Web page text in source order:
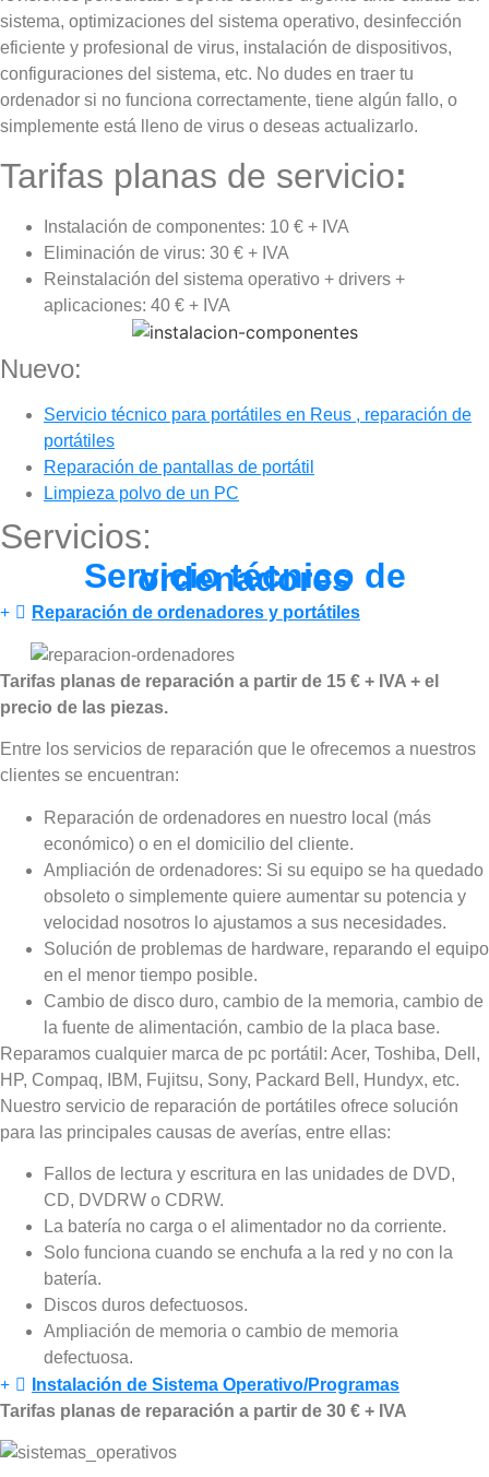
sistema, optimizaciones del sistema operativo, desinfección
eficiente y profesional de virus, instalación de dispositivos,
configuraciones del sistema, etc. No dudes en traer tu
ordenador si no funciona correctamente, tiene algún fallo, o
simplemente está lleno de virus o deseas actualizarlo.
Tarifas planas de servicio:
Instalación de componentes: 10 € + IVA
Eliminación de virus: 30 € + IVA
Reinstalación del sistema operativo + drivers +
aplicaciones: 40 € + IVA
Nuevo:
Servicio técnico para portátiles en Reus , reparación de
portátiles
Reparación de pantallas de portátil
Limpieza polvo de un PC
Servicios:
Servicio técnico de
ordenadores
Reparación de ordenadores y portátiles
Tarifas planas de reparación a partir de 15 € + IVA + el
precio de las piezas.
Entre los servicios de reparación que le ofrecemos a nuestros
clientes se encuentran:
Reparación de ordenadores en nuestro local (más
económico) o en el domicilio del cliente.
Ampliación de ordenadores: Si su equipo se ha quedado
obsoleto o simplemente quiere aumentar su potencia y
velocidad nosotros lo ajustamos a sus necesidades.
Solución de problemas de hardware, reparando el equipo
en el menor tiempo posible.
Cambio de disco duro, cambio de la memoria, cambio de
la fuente de alimentación, cambio de la placa base.
Reparamos cualquier marca de pc portátil: Acer, Toshiba, Dell,
HP, Compaq, IBM, Fujitsu, Sony, Packard Bell, Hundyx, etc.
Nuestro servicio de reparación de portátiles ofrece solución
para las principales causas de averías, entre ellas:
Fallos de lectura y escritura en las unidades de DVD,
CD, DVDRW o CDRW.
La batería no carga o el alimentador no da corriente.
Solo funciona cuando se enchufa a la red y no con la
batería.
Discos duros defectuosos.
Ampliación de memoria o cambio de memoria
defectuosa.
Instalación de Sistema Operativo/Programas
Tarifas planas de reparación a partir de 30 € + IVA